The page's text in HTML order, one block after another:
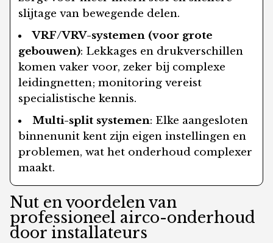
slijtage van bewegende delen.
VRF/VRV-systemen (voor grote
gebouwen): Lekkages en drukverschillen
komen vaker voor, zeker bij complexe
leidingnetten; monitoring vereist
specialistische kennis.
Multi-split systemen: Elke aangesloten
binnenunit kent zijn eigen instellingen en
problemen, wat het onderhoud complexer
maakt.
Nut en voordelen van
professioneel airco-onderhoud
door installateurs